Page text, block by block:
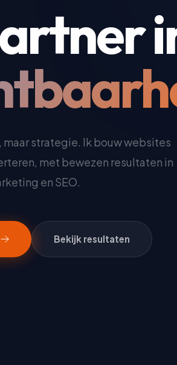
strategie. Ik bouw websites
met bewezen resultaten in
en SEO.
Bekijk resultaten